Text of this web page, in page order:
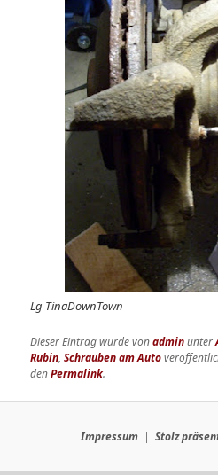
Lg TinaDownTown
Dieser Eintrag wurde vonadminunter
Rubin,Schrauben am Auto
denPermalink.
Impressum Stolz